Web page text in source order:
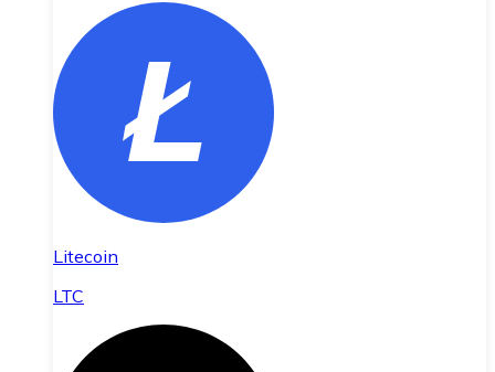
Litecoin
LTC